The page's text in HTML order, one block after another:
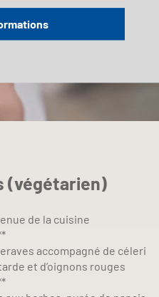
(végétarien)
de la cuisine
accompagné de céleri
et d’oignons rouges